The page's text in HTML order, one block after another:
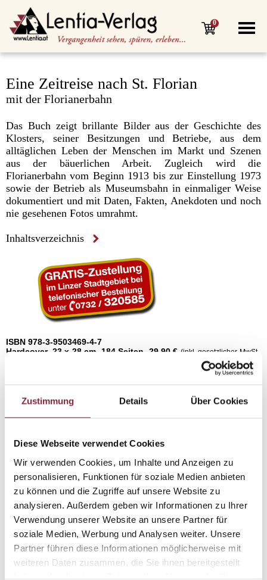
Zustimmung Details Über Cookies
Diese Webseite verwendet Cookies
Wir verwenden Cookies, um Inhalte und Anzeigen zu
personalisieren, Funktionen für soziale Medien anbieten
zu können und die Zugriffe auf unsere Website zu
analysieren. Außerdem geben wir Informationen zu Ihrer
Verwendung unserer Website an unsere Partner für
soziale Medien, Werbung und Analysen weiter. Unsere
Partner führen diese Informationen möglicherweise mit
weiteren Daten zusammen, die Sie ihnen bereitgestellt
0
Eine Zeitreise nach St. Florian
mit der Florianerbahn
Das Buch zeigt brillante Bilder aus der Geschichte des
Klosters, seiner Besitzungen und Betriebe, aus dem
alltäglichen Leben der Menschen im Markt und Szenen
aus der bäuerlichen Arbeit. Zugleich wird die
Florianerbahn vom Beginn 1913 bis zur Einstellung 1973
sowie der Betrieb als Museumsbahn in einmaliger Weise
dokumentiert und mit Daten, Fakten, Anekdoten und noch
nie gesehenen Fotos umrahmt.
Inhaltsverzeichnis
ISBN 978-3-9503469-4-7
Hardcover, 23 x 28 cm, 184 Seiten, 29,90 € (inkl. gesetzlicher MwSt.,